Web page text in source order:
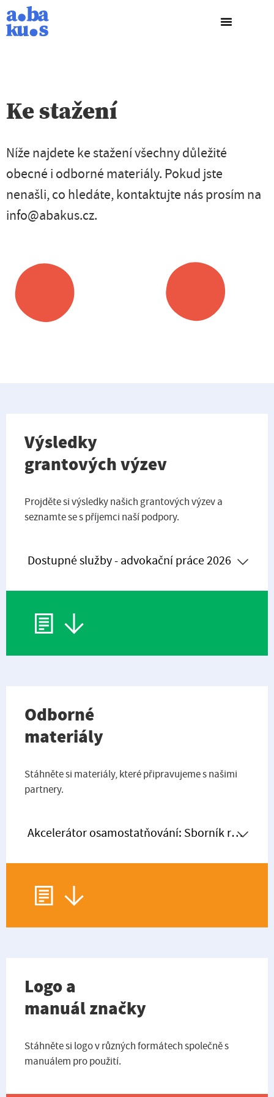
Ke stažení
Níže najdete ke stažení všechny důležité
obecné i odborné materiály. Pokud jste
nenašli, co hledáte, kontaktujte nás prosím na
info@abakus.cz.
Výsledky
grantových výzev
Projděte si výsledky našich grantových výzev a
seznamte se s příjemci naší podpory.
Odborné
materiály
Stáhněte si materiály, které připravujeme s našimi
partnery.
Logo a
manuál značky
Stáhněte si logo v různých formátech společně s
manuálem pro použití.